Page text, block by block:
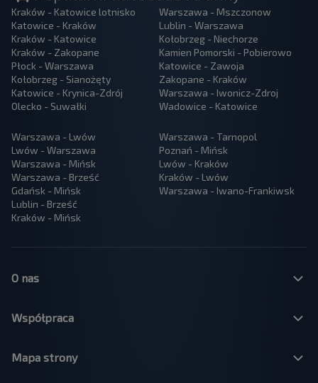
Kraków - Katowice lotnisko
Katowice - Kraków
Kraków - Katowice
Kraków - Zakopane
Płock - Warszawa
Kołobrzeg - Sianożęty
Katowice - Krynica-Zdrój
Olecko - Suwałki
Warszawa - Mszczonow
Lublin - Warszawa
Kołobrzeg - Niechorze
Kamien Pomorski - Pobierowo
Katowice - Zawoja
Zakopane - Kraków
Warszawa - Iwonicz-Zdroj
Wadowice - Katowice
Warszawa - Lwów
Lwów - Warszawa
Warszawa - Mińsk
Warszawa - Brześć
Gdańsk - Mińsk
Lublin - Brześć
Kraków - Mińsk
Warszawa - Tarnopol
Poznań - Mińsk
Lwów - Kraków
Kraków - Lwów
Warszawa - Iwano-Frankiwsk
O nas
Współpraca
Mapa strony